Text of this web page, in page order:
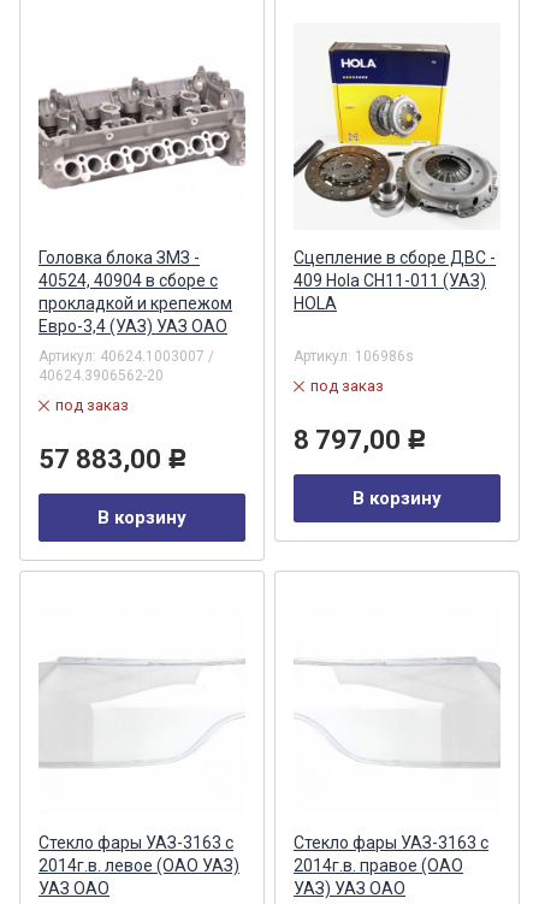
Головка блока ЗМЗ -
40524, 40904 в сборе с
прокладкой и крепежом
Евро-3,4 (УАЗ) УАЗ ОАО
Артикул: 40624.1003007 /
40624.3906562-20
под заказ
57 883,00 Р
В корзину
Сцепление в сборе ДВС -
409 Hola CH11-011 (УАЗ)
HOLA
Артикул: 106986s
под заказ
8 797,00 Р
В корзину
Стекло фары УАЗ-3163 с
2014г.в. левое (ОАО УАЗ)
УАЗ ОАО
Стекло фары УАЗ-3163 с
2014г.в. правое (ОАО
УАЗ) УАЗ ОАО